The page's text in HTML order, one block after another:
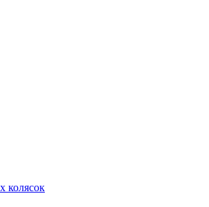
колясок